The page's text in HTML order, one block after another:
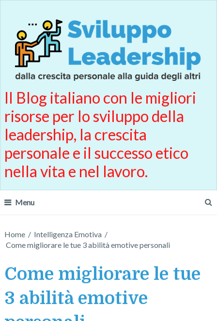
Il Blog italiano con le migliori
risorse per lo sviluppo della
leadership, la crescita
personale e il successo etico
nella vita e nel lavoro.
Menu
Home / Intelligenza Emotiva /
Come migliorare le tue 3 abilità emotive personali
Come migliorare le tue
3 abilità emotive